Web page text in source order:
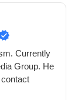
Currently
Group. He